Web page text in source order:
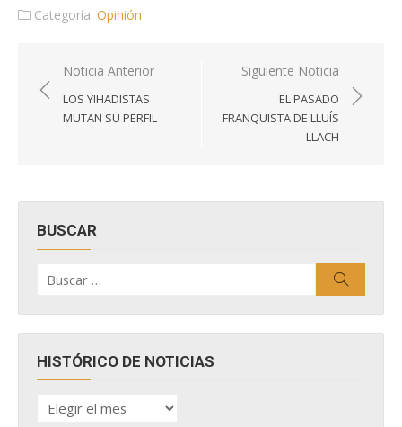
Categoría: Opinión
Navegación
de
entradas
Noticia Anterior
LOS YIHADISTAS
MUTAN SU PERFIL
Siguiente Noticia
EL PASADO
FRANQUISTA DE LLUÍS
LLACH
BUSCAR
por:
HISTÓRICO DE NOTICIAS
HISTÓRICO
DE